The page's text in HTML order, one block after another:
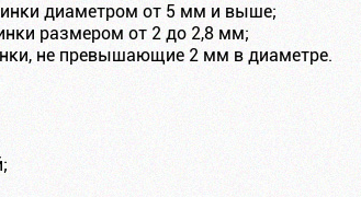
диаметром от 5 мм и выше;
размером от 2 до 2,8 мм;
не превышающие 2 мм в диаметре.